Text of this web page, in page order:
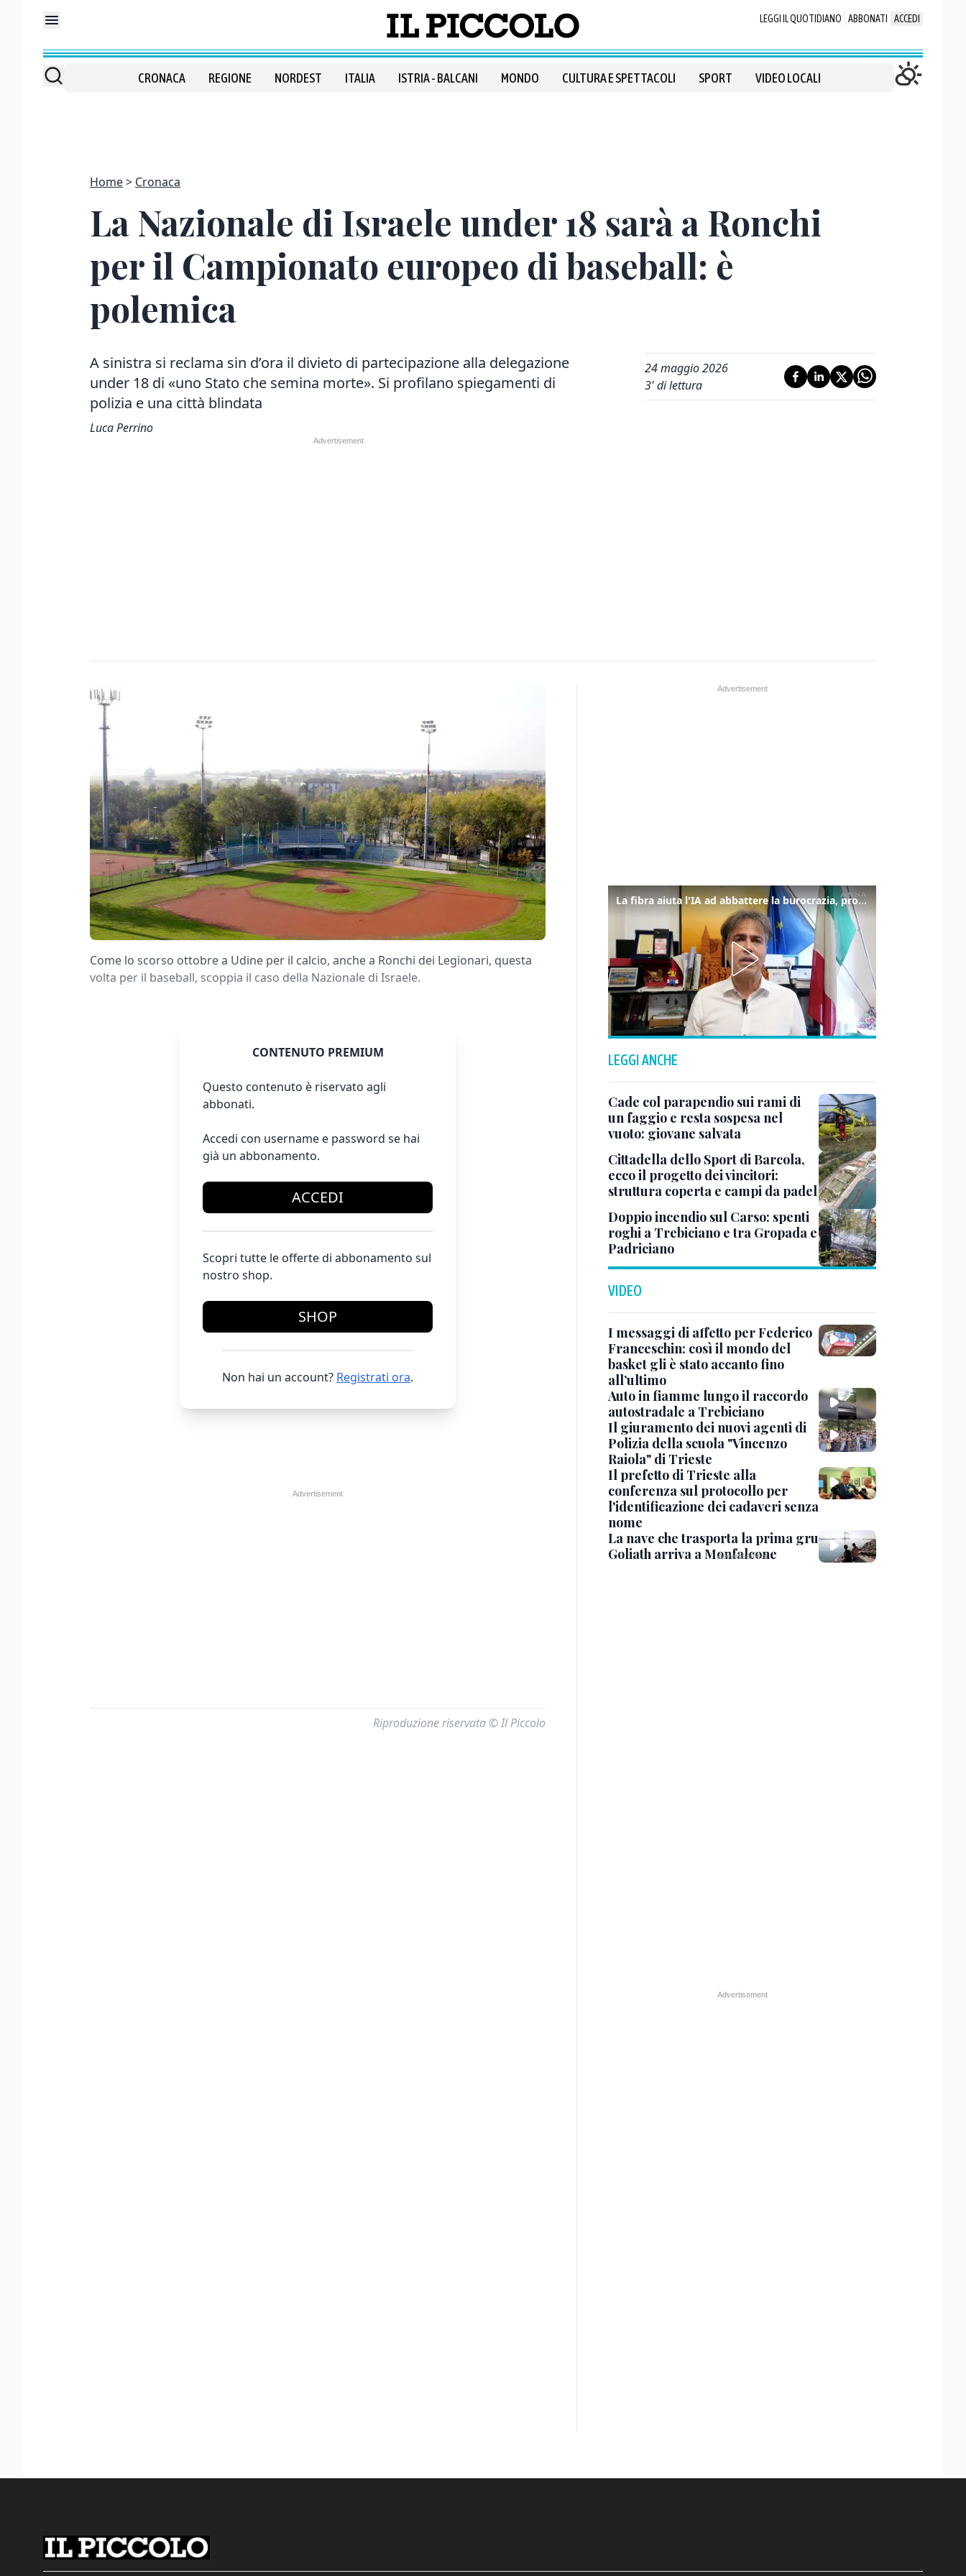
LEGGI IL QUOTIDIANO ABBONATI ACCEDI
CRONACA REGIONE NORDEST ITALIA ISTRIA - BALCANI MONDO CULTURA E SPETTACOLI SPORT VIDEO LOCALI
Home Cronaca
La Nazionale di Israele under 18 sarà a Ronchi
per il Campionato europeo di baseball: è
polemica
A sinistra si reclama sin d’ora il divieto di partecipazione alla delegazione
under 18 di «uno Stato che semina morte». Si profilano spiegamenti di
polizia e una città blindata
Luca Perrino
24 maggio 2026
3' di lettura
Come lo scorso ottobre a Udine per il calcio, anche a Ronchi dei Legionari, questa
volta per il baseball, scoppia il caso della Nazionale di Israele.
CONTENUTO PREMIUM
Questo contenuto è riservato agli
abbonati.
Accedi con username e password se hai
già un abbonamento.
ACCEDI
Scopri tutte le offerte di abbonamento sul
nostro shop.
SHOP
Non hai un account? Registrati ora.
Riproduzione riservata © Il Piccolo
La fibra aiuta l'IA ad abbattere la burocrazia, progetto pilota in Veneto
LEGGI ANCHE
Cade col parapendio sui rami di
un faggio e resta sospesa nel
vuoto: giovane salvata
Cittadella dello Sport di Barcola,
ecco il progetto dei vincitori:
struttura coperta e campi da padel
Doppio incendio sul Carso: spenti
roghi a Trebiciano e tra Gropada e
Padriciano
VIDEO
I messaggi di affetto per Federico
Franceschin: così il mondo del
basket gli è stato accanto fino
all’ultimo
Auto in fiamme lungo il raccordo
autostradale a Trebiciano
Il giuramento dei nuovi agenti di
Polizia della scuola "Vincenzo
Raiola" di Trieste
Il prefetto di Trieste alla
conferenza sul protocollo per
l'identificazione dei cadaveri senza
nome
La nave che trasporta la prima gru
Goliath arriva a Monfalcone